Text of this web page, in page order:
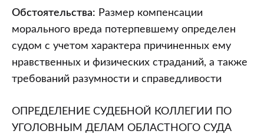
уголовным
делам
областного
суда
от
Обстоятельства: Размер компенсации
морального вреда потерпевшему определен
судом с учетом характера причиненных ему
нравственных и физических страданий, а также
требований разумности и справедливости
ОПРЕДЕЛЕНИЕ СУДЕБНОЙ КОЛЛЕГИИ ПО
УГОЛОВНЫМ ДЕЛАМ ОБЛАСТНОГО СУДА